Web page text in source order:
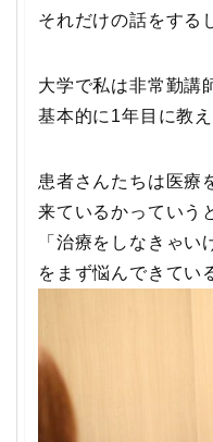
それだけの話をする
大学で私は非常勤講
基本的に1年目に教
患者さんたちは医療
来ているかっていう
「治療をしなきゃい
をまず悩んできてい